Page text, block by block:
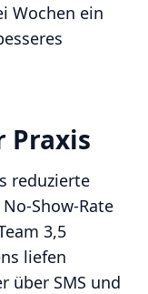
Wochen ein
Praxis
reduzierte
3,5
liefen
über SMS und